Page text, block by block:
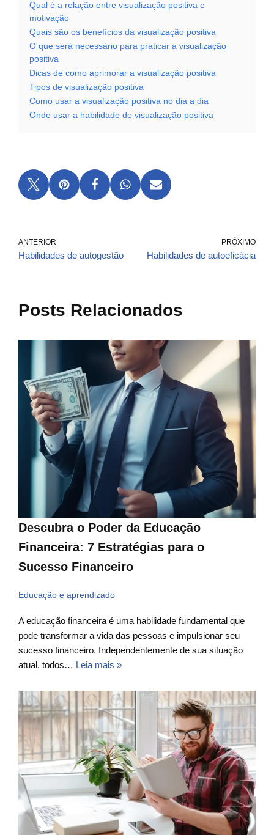
Qual é a relação entre visualização positiva e
motivação
Quais são os benefícios da visualização positiva
O que será necessário para praticar a visualização
positiva
Dicas de como aprimorar a visualização positiva
Tipos de visualização positiva
Como usar a visualização positiva no dia a dia
Onde usar a habilidade de visualização positiva
ANTERIOR
Habilidades de autogestão
PRÓXIMO
Habilidades de autoeficácia
Posts Relacionados
Descubra o Poder da Educação
Financeira: 7 Estratégias para o
Sucesso Financeiro
Educação e aprendizado
A educação financeira é uma habilidade fundamental que
pode transformar a vida das pessoas e impulsionar seu
sucesso financeiro. Independentemente de sua situação
atual, todos… Leia mais »